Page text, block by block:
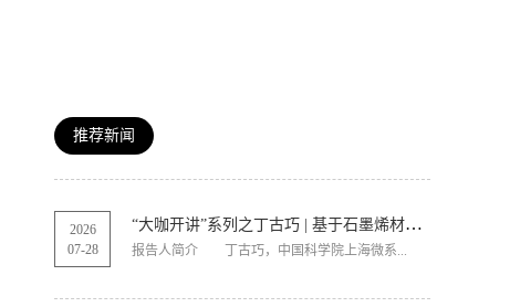
推荐新闻
2026
07-28
“大咖开讲”系列之丁古巧 | 基于石墨烯材料的纵向导热技术报告
报告人简介 丁古巧，中国科学院上海微系...